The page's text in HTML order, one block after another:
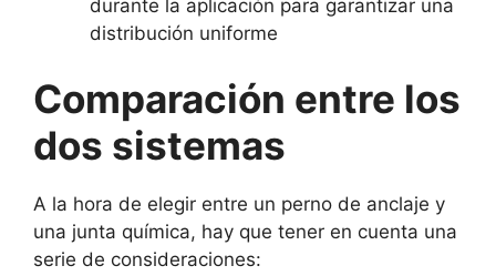
durante la aplicación para garantizar una
distribución uniforme
Comparación entre los
dos sistemas
A la hora de elegir entre un perno de anclaje y
una junta química, hay que tener en cuenta una
serie de consideraciones: